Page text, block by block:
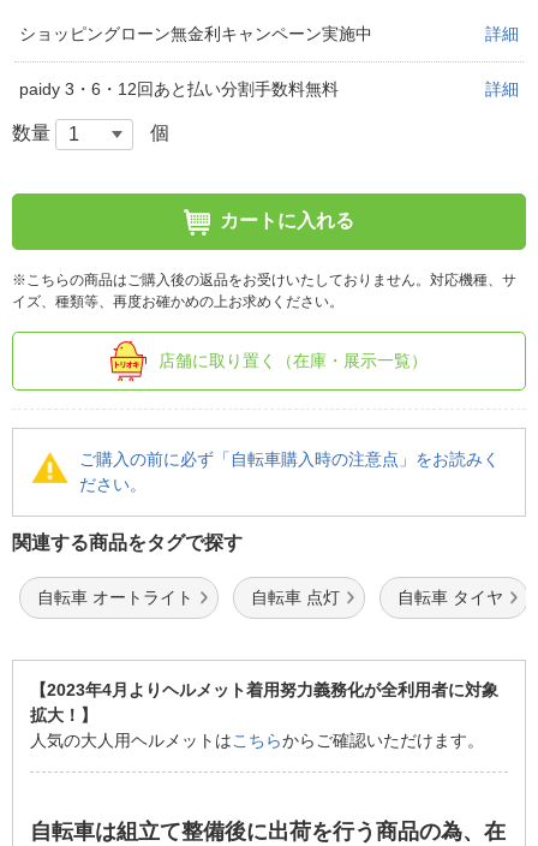
ショッピングローン無金利キャンペーン実施中 詳細
paidy 3・6・12回あと払い分割手数料無料 詳細
数量 個
カートに入れる
※こちらの商品はご購入後の返品をお受けいたしておりません。対応機種、サ
イズ、種類等、再度お確かめの上お求めください。
店舗に取り置く（在庫・展示一覧）
ご購入の前に必ず「自転車購入時の注意点」をお読みく
ださい。
関連する商品をタグで探す
自転車 オートライト 自転車 点灯 自転車 タイヤ
【2023年4月よりヘルメット着用努力義務化が全利用者に対象
拡大！】
人気の大人用ヘルメットはこちらからご確認いただけます。
自転車は組立て整備後に出荷を行う商品の為、在